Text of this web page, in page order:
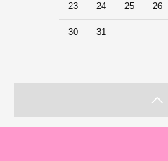
23 24 25 26
30 31